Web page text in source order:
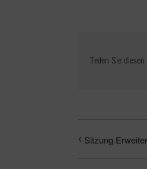
Teilen Sie diesen
Sitzung